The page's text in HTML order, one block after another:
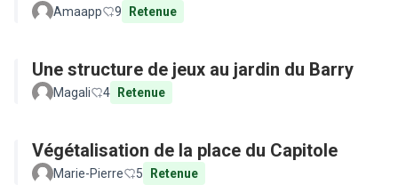
Amaapp 9 Retenue
Une structure de jeux au jardin du Barry
Magali 4 Retenue
Végétalisation de la place du Capitole
Marie-Pierre 5 Retenue